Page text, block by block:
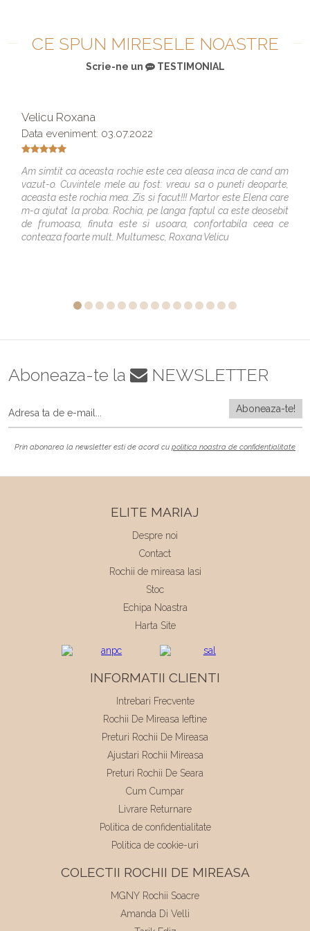
CE SPUN MIRESELE NOASTRE
Scrie-ne un TESTIMONIAL
Velicu Roxana
Data eveniment: 03.07.2022
Am simtit ca aceasta rochie este cea aleasa inca de cand am
vazut-o. Cuvintele mele au fost: vreau sa o puneti deoparte,
aceasta este rochia mea. Zis si facut!!! Martor este Elena care
m-a ajutat la proba. Rochia, pe langa faptul ca este deosebit
de frumoasa, finuta este si usoara, confortabila ceea ce
conteaza foarte mult. Multumesc, Roxana Velicu
Aboneaza-te la NEWSLETTER
Prin abonarea la newsletter esti de acord cu politica noastra de confidentialitate
ELITE MARIAJ
Despre noi
Contact
Rochii de mireasa Iasi
Stoc
Echipa Noastra
Harta Site
INFORMATII CLIENTI
Intrebari Frecvente
Rochii De Mireasa Ieftine
Preturi Rochii De Mireasa
Ajustari Rochii Mireasa
Preturi Rochii De Seara
Cum Cumpar
Livrare Returnare
Politica de confidentialitate
Politica de cookie-uri
COLECTII ROCHII DE MIREASA
MGNY Rochii Soacre
Amanda Di Velli